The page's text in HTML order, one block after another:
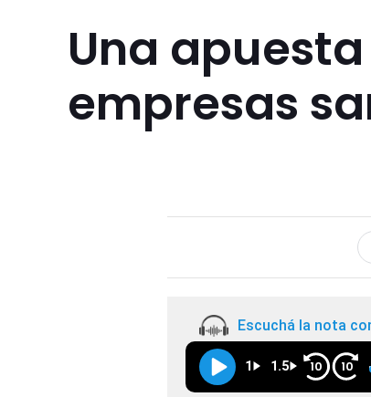
Una
empresas
Escuchá la nota
1 1.5 10 10